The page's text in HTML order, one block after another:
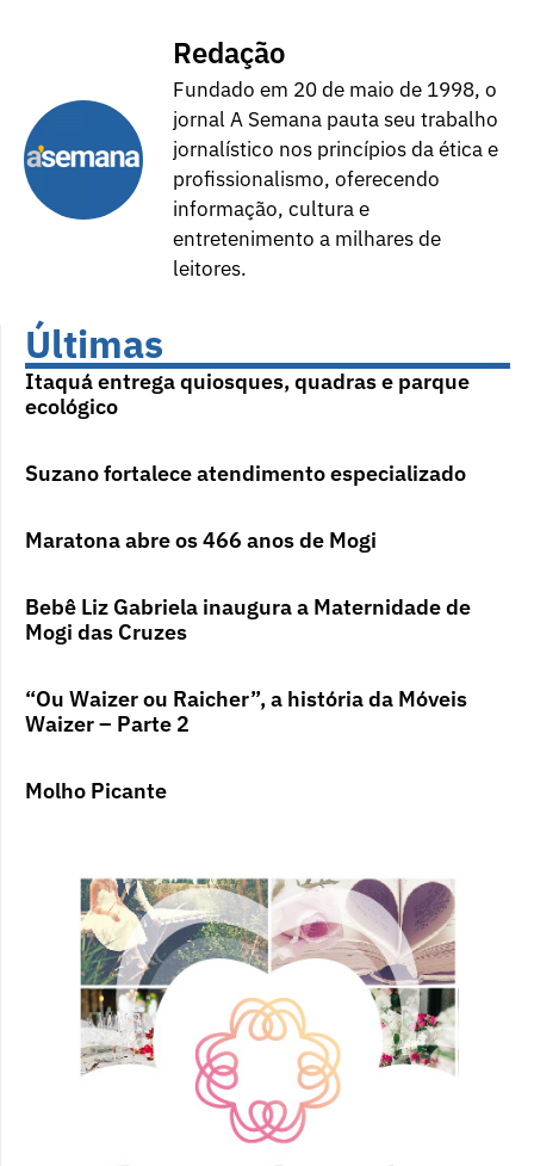
Redação
Fundado em 20 de maio de 1998, o
jornal A Semana pauta seu trabalho
jornalístico nos princípios da ética e
profissionalismo, oferecendo
informação, cultura e
entretenimento a milhares de
leitores.
Últimas
Itaquá entrega quiosques, quadras e parque
ecológico
Suzano fortalece atendimento especializado
Maratona abre os 466 anos de Mogi
Bebê Liz Gabriela inaugura a Maternidade de
Mogi das Cruzes
“Ou Waizer ou Raicher”, a história da Móveis
Waizer – Parte 2
Molho Picante